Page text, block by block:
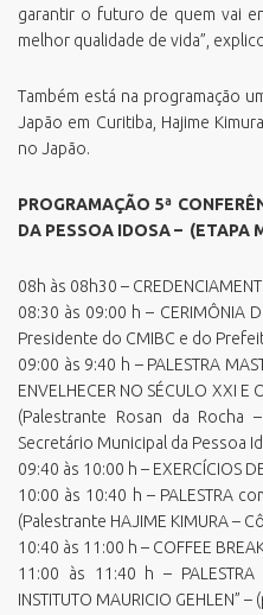
garantir o futuro de quem vai
melhor qualidade de vida”,
Também está na programação
Japão em Curitiba, Hajime
no Japão.
PROGRAMAÇÃO 5ª
DA PESSOA IDOSA – (ETAPA
08h às 08h30 –
08:30 às 09:00 h – CERIMÔNIA
Presidente do CMIBC e do
09:00 às 9:40 h – PALESTRA
ENVELHECER NO SÉCULO XXI E
(Palestrante Rosan da Rocha
Secretário Municipal da Pessoa
09:40 às 10:00 h – EXERCÍCIOS
10:00 às 10:40 h – PALESTRA
(Palestrante HAJIME KIMURA –
10:40 às 11:00 h – COFFEE
11:00 às 11:40 h –
INSTITUTO MAURICIO GEHLEN”